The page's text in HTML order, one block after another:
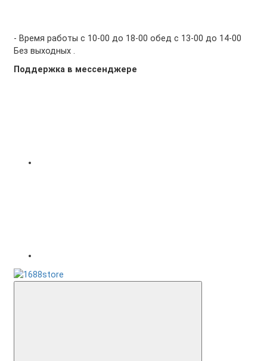
- Время работы с 10-00 до 18-00 обед с 13-00 до 14-00
Без выходных .
Поддержка в мессенджере